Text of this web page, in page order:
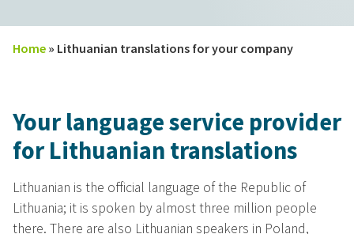
Home » Lithuanian translations for your company
Your language service provider
for Lithuanian translations
Lithuanian is the official language of the Republic of
Lithuania; it is spoken by almost three million people
there. There are also Lithuanian speakers in Poland,